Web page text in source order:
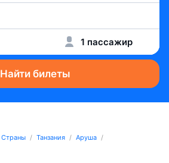
1 пассажир
Найти билеты
Страны Танзания
Аруша